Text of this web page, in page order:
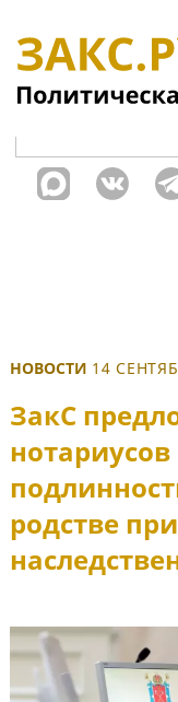
НОВОСТИ 14
ЗакС
родстве